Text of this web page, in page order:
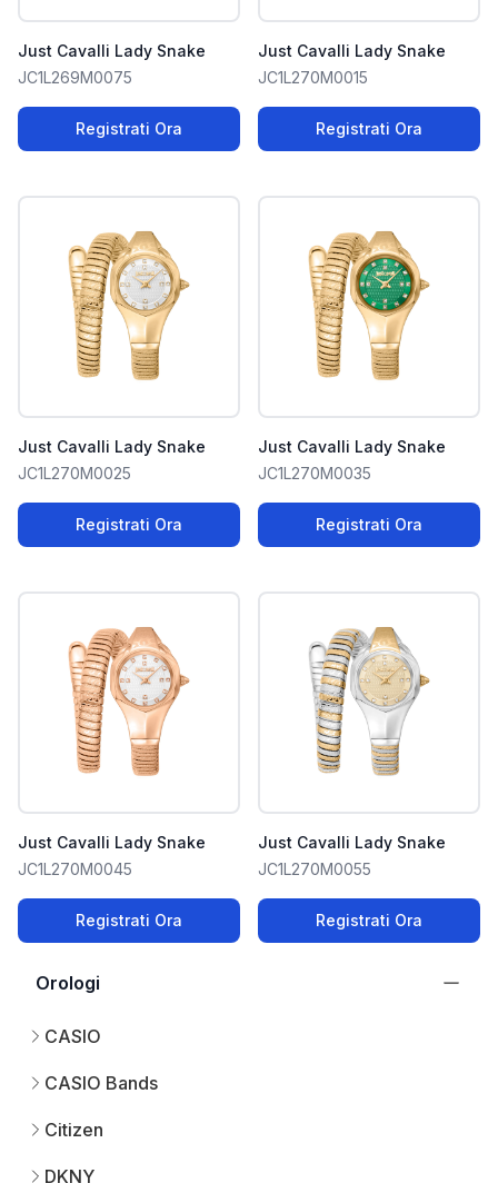
Orologi
CASIO
CASIO Bands
Citizen
DKNY
Just Cavalli Lady Snake
JC1L269M0075
Registrati Ora
Just Cavalli Lady Snake
JC1L270M0015
Registrati Ora
Just Cavalli Lady Snake
JC1L270M0025
Registrati Ora
Just Cavalli Lady Snake
JC1L270M0035
Registrati Ora
Just Cavalli Lady Snake
JC1L270M0045
Registrati Ora
Just Cavalli Lady Snake
JC1L270M0055
Registrati Ora